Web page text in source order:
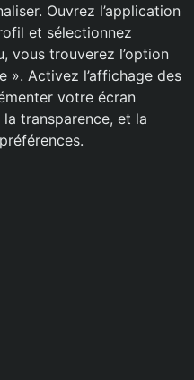
Ouvrez l’application
et sélectionnez
vous trouverez l’option
». Activez l’affichage des
votre écran
transparence, et la